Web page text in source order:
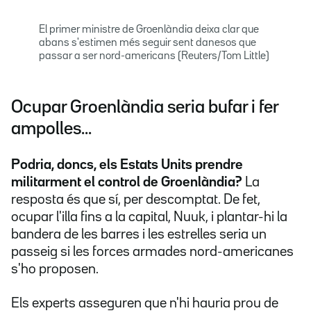
El primer ministre de Groenlàndia deixa clar que
abans s'estimen més seguir sent danesos que
passar a ser nord-americans (Reuters/Tom Little)
Ocupar Groenlàndia seria bufar i fer
ampolles...
Podria, doncs, els Estats Units prendre
militarment el control de Groenlàndia? La
resposta és que sí, per descomptat. De fet,
ocupar l'illa fins a la capital, Nuuk, i plantar-hi la
bandera de les barres i les estrelles seria un
passeig si les forces armades nord-americanes
s'ho proposen.
Els experts asseguren que n'hi hauria prou de